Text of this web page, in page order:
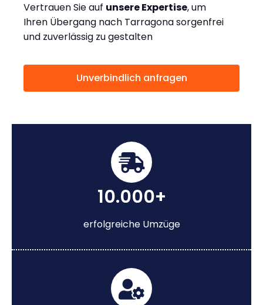
Vertrauen Sie auf unsere Expertise, um
Ihren Übergang nach Tarragona sorgenfrei
und zuverlässig zu gestalten
Unverbindlich anfragen
10.000+
erfolgreiche Umzüge